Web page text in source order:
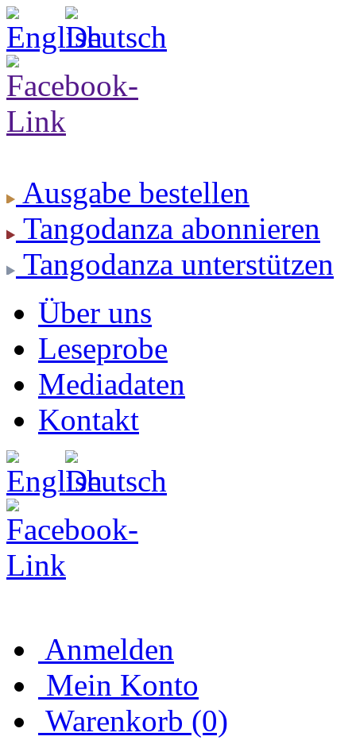
Ausgabe bestellen
Tangodanza abonnieren
Tangodanza unterstützen
Über uns
Leseprobe
Mediadaten
Kontakt
Anmelden
Mein Konto
Warenkorb (0)